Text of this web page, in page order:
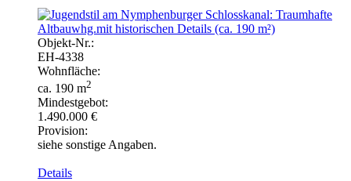
Objekt-Nr.:
EH-4338
Wohnfläche:
ca. 190 m2
Mindestgebot:
1.490.000 €
Provision:
siehe sonstige Angaben.
Details